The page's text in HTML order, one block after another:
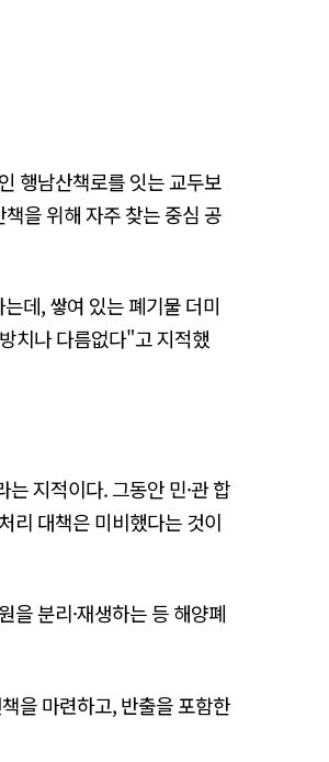
행남산책로를 잇는 교두보
을 위해 자주 찾는 중심 공
데, 쌓여 있는 폐기물 더미
치나 다름없다"고 지적했
지적이다. 그동안 민·관 합
리 대책은 미비했다는 것이
을 분리·재생하는 등 해양폐
을 마련하고, 반출을 포함한